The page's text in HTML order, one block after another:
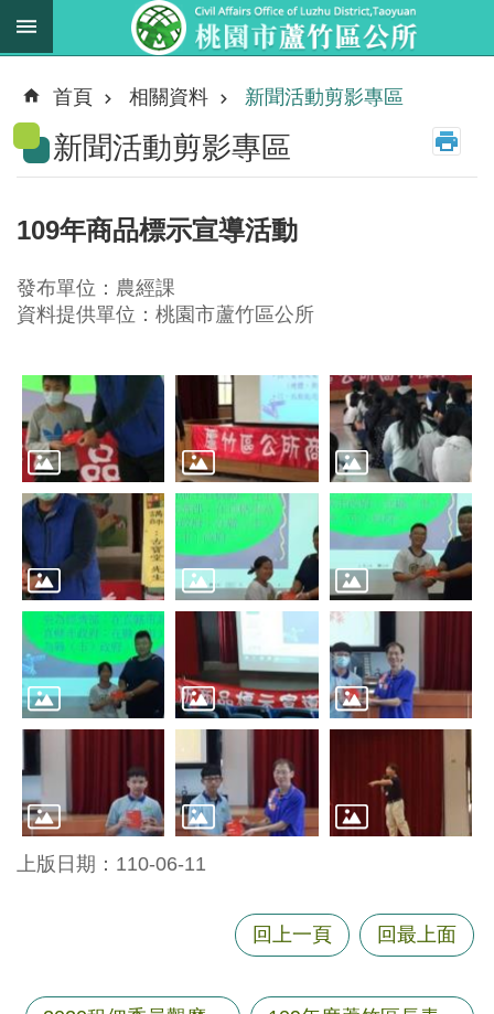
跳到主要內容區塊
新
消
息
務
職
法
料
進
階
搜
尋
蘆
竹
區
介
紹
訊
息
公
告
資
首頁 相關資料 新聞活動剪影專區
新聞活動剪影專區
109年商品標示宣導活動
發布單位：農經課
資料提供單位：桃園市蘆竹區公所
上版日期：110-06-11
回上一頁 回最上面